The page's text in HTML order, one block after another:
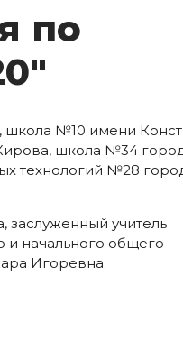
по
школа №10 имени
школа №34
технологий №28
учитель
начального общего
Игоревна.